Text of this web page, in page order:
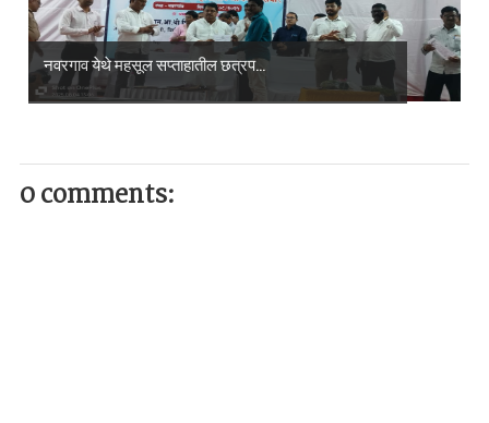
नवरगाव येथे महसूल सप्ताहातील छत्रप...
0 comments: